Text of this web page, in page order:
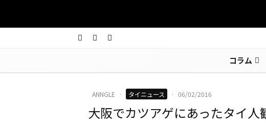
コラム
ANNGLE · タイニュース · 06/02/2016
大阪でカツアゲにあったタイ人